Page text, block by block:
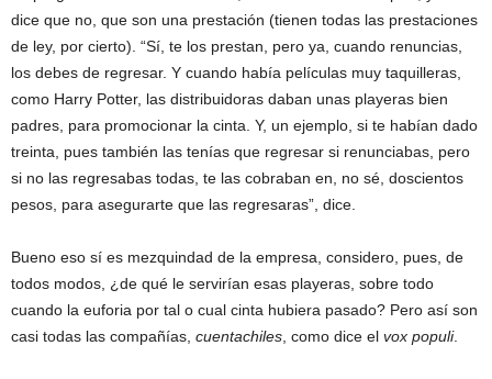
dice que no, que son una prestación (tienen todas las prestaciones
de ley, por cierto). “Sí, te los prestan, pero ya, cuando renuncias,
los debes de regresar. Y cuando había películas muy taquilleras,
como Harry Potter, las distribuidoras daban unas playeras bien
padres, para promocionar la cinta. Y, un ejemplo, si te habían dado
treinta, pues también las tenías que regresar si renunciabas, pero
si no las regresabas todas, te las cobraban en, no sé, doscientos
pesos, para asegurarte que las regresaras”, dice.
Bueno eso sí es mezquindad de la empresa, considero, pues, de
todos modos, ¿de qué le servirían esas playeras, sobre todo
cuando la euforia por tal o cual cinta hubiera pasado? Pero así son
casi todas las compañías, cuentachiles , como dice el vox populi.